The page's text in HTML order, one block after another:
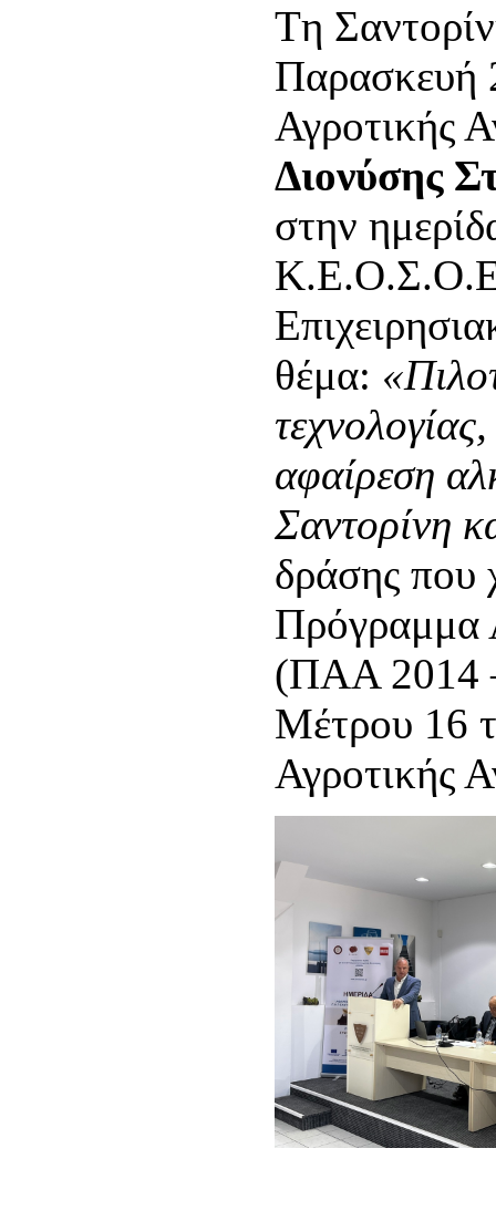
Tη
Παρασκευή
Αγροτικής
Διονύσης
στην
Κ.Ε.Ο.Σ.Ο.Ε.
θέμα:
αφαίρεση
Σαντορίνη
δράσης που
Πρόγραμμα
(ΠΑΑ 2014
Μέτρου 16
Αγροτικής